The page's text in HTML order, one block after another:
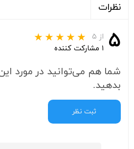
نظرات
۵ از ۵
۱ مشارکت کننده
شما هم می‌توانید در مورد این
بدهید.
ثبت نظر